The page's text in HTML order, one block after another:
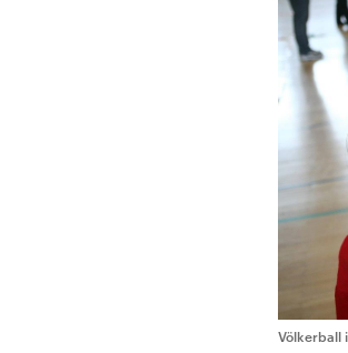
Völkerball